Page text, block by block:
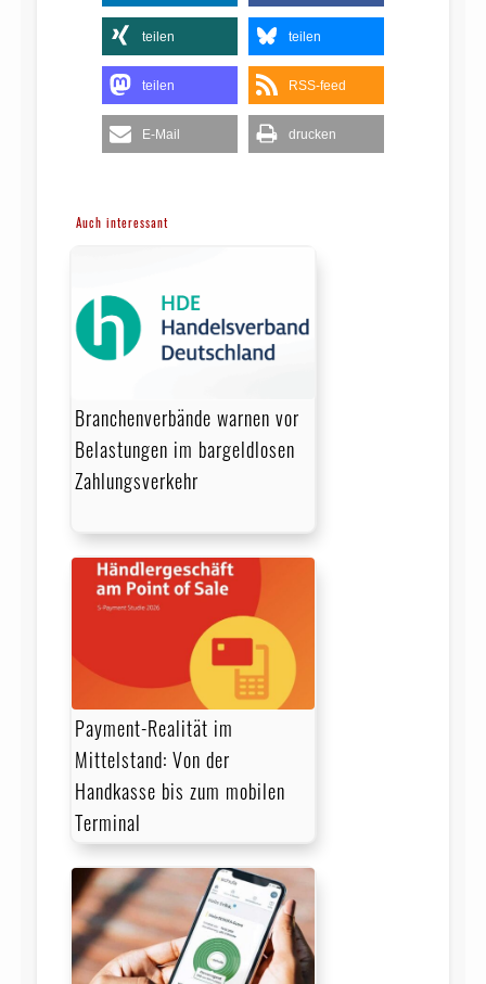
teilen teilen
teilen RSS-feed
E-Mail drucken
Auch interessant
Branchenverbände warnen vor
Belastungen im bargeldlosen
Zahlungsverkehr
Payment-Realität im
Mittelstand: Von der
Handkasse bis zum mobilen
Terminal